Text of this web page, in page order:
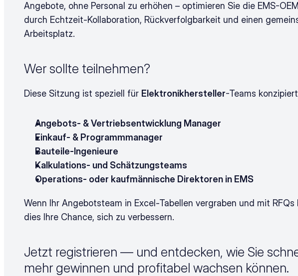
Angebote, ohne Personal zu erhöhen – optimieren Sie die EMS-
durch Echtzeit-Kollaboration, Rückverfolgbarkeit und einen
Arbeitsplatz.
Wer sollte teilnehmen?
Diese Sitzung ist speziell für Elektronikhersteller-Teams
Angebots- & Vertriebsentwicklung Manager
Einkauf- & Programmmanager
Bauteile-Ingenieure
Kalkulations- und Schätzungsteams
Operations- oder kaufmännische Direktoren in EMS
Wenn Ihr Angebotsteam in Excel-Tabellen vergraben und mit
dies Ihre Chance, sich zu verbessern.
Jetzt registrieren — und entdecken, wie Sie
mehr gewinnen und profitabel wachsen können.